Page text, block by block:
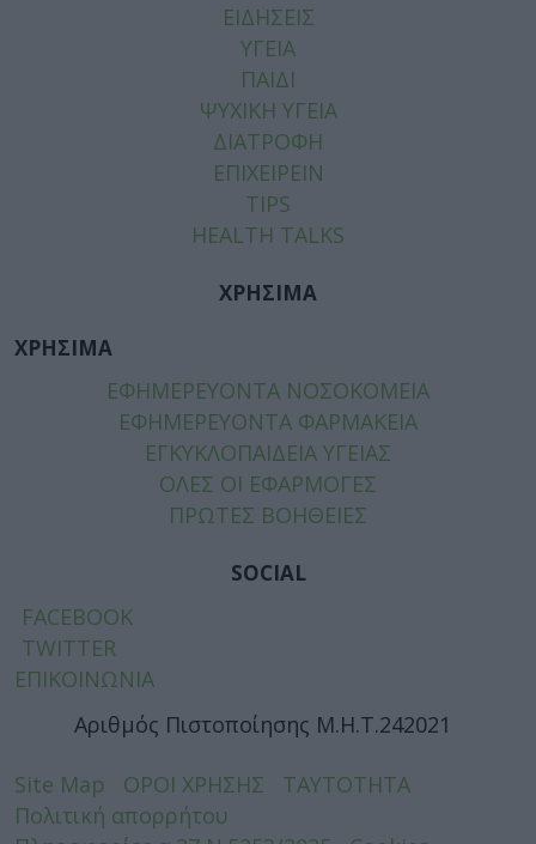
ΕΙΔΗΣΕΙΣ
ΥΓΕΙΑ
ΠΑΙΔΙ
ΨΥΧΙΚΗ ΥΓΕΙΑ
ΔΙΑΤΡΟΦΗ
ΕΠΙΧΕΙΡΕΙΝ
TIPS
HEALTH TALKS
ΧΡΗΣΙΜΑ
ΧΡΗΣΙΜΑ
ΕΦΗΜΕΡΕΥΟΝΤΑ ΝΟΣΟΚΟΜΕΙΑ
ΕΦΗΜΕΡΕΥΟΝΤΑ ΦΑΡΜΑΚΕΙΑ
ΕΓΚΥΚΛΟΠΑΙΔΕΙΑ ΥΓΕΙΑΣ
ΟΛΕΣ ΟΙ ΕΦΑΡΜΟΓΕΣ
ΠΡΩΤΕΣ ΒΟΗΘΕΙΕΣ
SOCIAL
FACEBOOK
TWITTER
ΕΠΙΚΟΙΝΩΝΙΑ
Αριθμός Πιστοποίησης Μ.Η.Τ.242021
Site Map ΟΡΟΙ ΧΡΗΣΗΣ
ΤΑΥΤΟΤΗΤΑ
Πολιτική απορρήτου